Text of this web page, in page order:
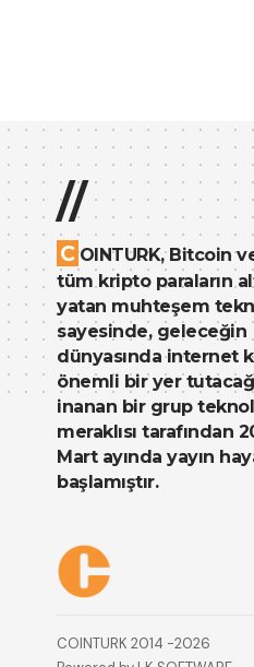
//
C OINTURK, Bitcoin
tüm kripto paraların
yatan muhteşem
sayesinde, geleceğin
dünyasında internet
önemli bir yer
inanan bir grup
meraklısı tarafından
Mart ayında yayın
başlamıştır.
COINTURK 2014 -2026
Çerez Politikası